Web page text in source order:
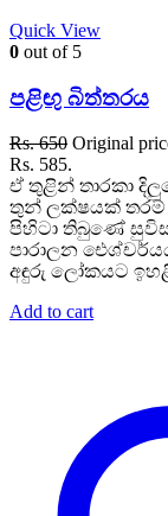
Quick View
0 out of 5
පළිඟු බිත්තරය
Rs.650 Original
Rs. 585.
ඒ තුළින් තාරකා
තුන් ලක්ෂයක් තරම්
පිහිටා තිබුණේ
පාරාලන
අඳුරු ලෝකයට
Add to cart